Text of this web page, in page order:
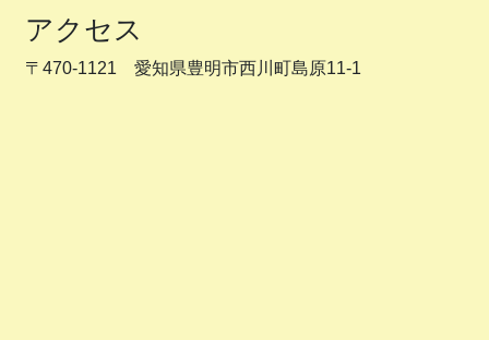
アクセス
〒470-1121 愛知県豊明市西川町島原11-1